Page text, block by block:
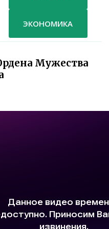
ЭКОНОМИКА
Мужества